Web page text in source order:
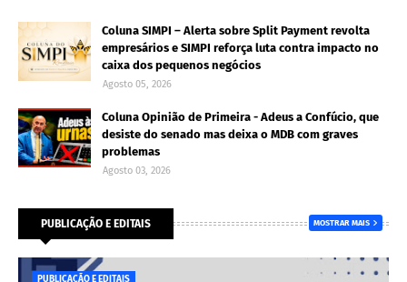
Coluna SIMPI – Alerta sobre Split Payment revolta
empresários e SIMPI reforça luta contra impacto no
caixa dos pequenos negócios
Agosto 05, 2026
Coluna Opinião de Primeira - Adeus a Confúcio, que
desiste do senado mas deixa o MDB com graves
problemas
Agosto 03, 2026
PUBLICAÇÃO E EDITAIS MOSTRAR MAIS
PUBLICAÇÃO E EDITAIS